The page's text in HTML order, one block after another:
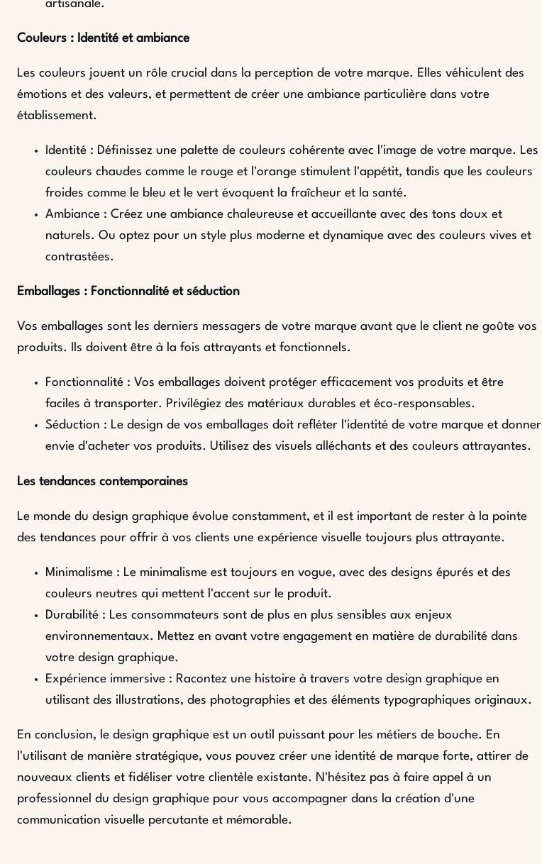
artisanale.
Couleurs : Identité et ambiance
Les couleurs jouent un rôle crucial dans la perception de votre marque. Elles véhiculent des
émotions et des valeurs, et permettent de créer une ambiance particulière dans votre
établissement.
Identité : Définissez une palette de couleurs cohérente avec l'image de votre marque. Les
couleurs chaudes comme le rouge et l'orange stimulent l'appétit, tandis que les couleurs
froides comme le bleu et le vert évoquent la fraîcheur et la santé.
Ambiance : Créez une ambiance chaleureuse et accueillante avec des tons doux et
naturels. Ou optez pour un style plus moderne et dynamique avec des couleurs vives et
contrastées.
Emballages : Fonctionnalité et séduction
Vos emballages sont les derniers messagers de votre marque avant que le client ne goûte vos
produits. Ils doivent être à la fois attrayants et fonctionnels.
Fonctionnalité : Vos emballages doivent protéger efficacement vos produits et être
faciles à transporter. Privilégiez des matériaux durables et éco-responsables.
Séduction : Le design de vos emballages doit refléter l'identité de votre marque et donner
envie d'acheter vos produits. Utilisez des visuels alléchants et des couleurs attrayantes.
Les tendances contemporaines
Le monde du design graphique évolue constamment, et il est important de rester à la pointe
des tendances pour offrir à vos clients une expérience visuelle toujours plus attrayante.
Minimalisme : Le minimalisme est toujours en vogue, avec des designs épurés et des
couleurs neutres qui mettent l'accent sur le produit.
Durabilité : Les consommateurs sont de plus en plus sensibles aux enjeux
environnementaux. Mettez en avant votre engagement en matière de durabilité dans
votre design graphique.
Expérience immersive : Racontez une histoire à travers votre design graphique en
utilisant des illustrations, des photographies et des éléments typographiques originaux.
En conclusion, le design graphique est un outil puissant pour les métiers de bouche. En
l'utilisant de manière stratégique, vous pouvez créer une identité de marque forte, attirer de
nouveaux clients et fidéliser votre clientèle existante. N'hésitez pas à faire appel à un
professionnel du design graphique pour vous accompagner dans la création d'une
communication visuelle percutante et mémorable.